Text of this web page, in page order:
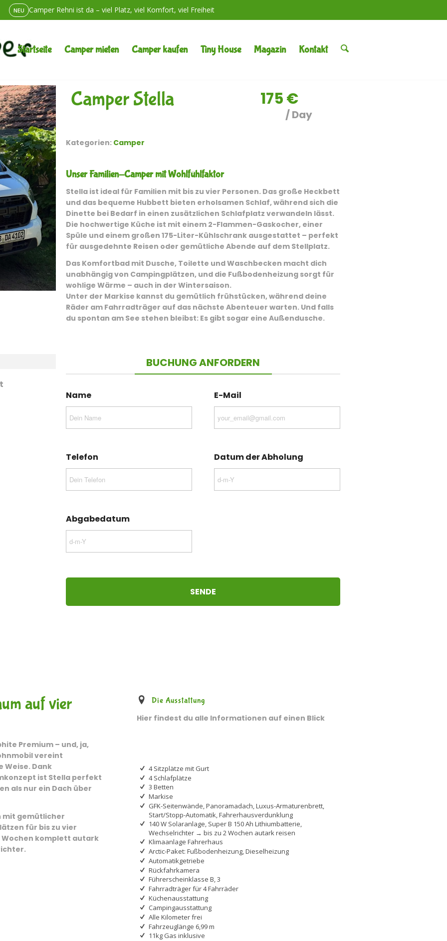
24/7 SERVICE Unterwegs ein Problem? Wir sind erreichbar. Immer.
Startseite Camper mieten Camper kaufen Tiny House Magazin Kontakt
Camper Stella 175€
/ Day
Kategorien: Camper
Unser Familien-Camper mit Wohlfühlfaktor
Stella ist ideal für Familien mit bis zu vier Personen. Das große Heckbett
und das bequeme Hubbett bieten erholsamen Schlaf, während sich die
Dinette bei Bedarf in einen zusätzlichen Schlafplatz verwandeln lässt.
Die hochwertige Küche ist mit einem 2-Flammen-Gaskocher, einer
Spüle und einem großen 175-Liter-Kühlschrank ausgestattet – perfekt
für ausgedehnte Reisen oder gemütliche Abende auf dem Stellplatz.
Das Komfortbad mit Dusche, Toilette und Waschbecken macht dich
unabhängig von Campingplätzen, und die Fußbodenheizung sorgt für
wohlige Wärme – auch in der Wintersaison.
Unter der Markise kannst du gemütlich frühstücken, während deine
Räder am Fahrradträger auf das nächste Abenteuer warten. Und falls
du spontan am See stehen bleibst: Es gibt sogar eine Außendusche.
BUCHUNG ANFORDERN
Name E-Mail
Telefon Datum der Abholung
Abgabedatum
SENDE
auf vier
Premium – und, ja,
vereint
Dank
ist Stella perfekt
als nur ein Dach über
mit gemütlicher
für bis zu vier
Wochen komplett autark
Die Ausstattung
Hier findest du alle Informationen auf einen Blick
4 Sitzplätze mit Gurt
4 Schlafplätze
3 Betten
Markise
GFK-Seitenwände, Panoramadach, Luxus-Armaturenbrett,
Start/Stopp-Automatik, Fahrerhausverdunklung
140 W Solaranlage, Super B 150 Ah Lithiumbatterie,
Wechselrichter → bis zu 2 Wochen autark reisen
Klimaanlage Fahrerhaus
Arctic-Paket: Fußbodenheizung, Dieselheizung
Automatikgetriebe
Rückfahrkamera
Führerscheinklasse B, 3
Fahrradträger für 4 Fahrräder
Küchenausstattung
Campingausstattung
Alle Kilometer frei
Fahrzeuglänge 6,99 m
11kg Gas inklusive